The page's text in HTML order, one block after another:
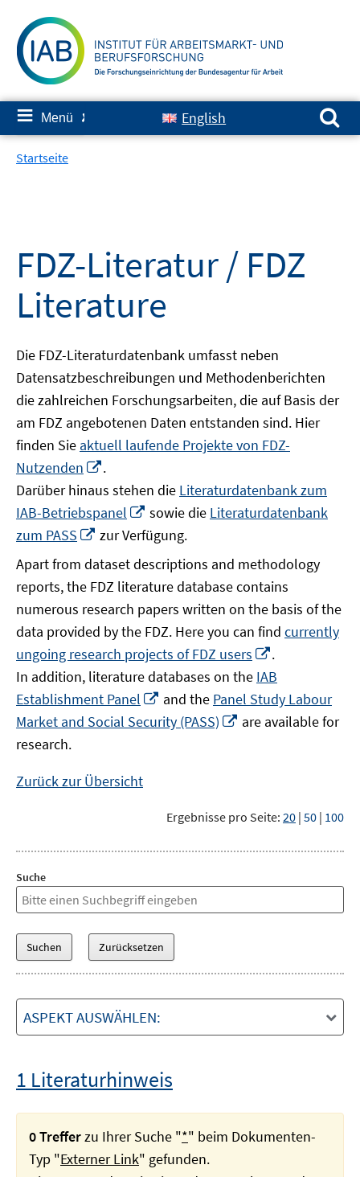
zum
Inhalt
≡ Menü ✘ English
Suchen nach:
Startseite
FDZ-Literatur / FDZ
Literature
Die FDZ-Literaturdatenbank umfasst neben
Datensatzbeschreibungen und Methodenberichten
die zahlreichen Forschungsarbeiten, die auf Basis der
am FDZ angebotenen Daten entstanden sind. Hier
finden Sie aktuell laufende Projekte von FDZ-
Nutzenden
neuem
Fenster
öffnen
.
Darüber hinaus stehen die Literaturdatenbank zum
IAB-Betriebspanel
In
neuem
Fenster
öffnen
sowie die Literaturdatenbank
zum PASS
In
Fenster
öffnen
zur Verfügung.
Apart from dataset descriptions and methodology
reports, the FDZ literature database contains
numerous research papers written on the basis of the
data provided by the FDZ. Here you can find currently
ungoing research projects of FDZ users
neuem
Fenster
öffnen
.
In addition, literature databases on the IAB
Establishment Panel
In
neuem
Fenster
and the Panel Study Labour
Market and Social Security (PASS)
In
are available for
research.
Zurück zur Übersicht
Ergebnisse pro Seite: 20 | 50 | 100
Suche
ASPEKT AUSWÄHLEN:
1 Literaturhinweis
0 Trefferzu Ihrer Suche "*" beim Dokumenten-
Typ "Externer Link" gefunden.